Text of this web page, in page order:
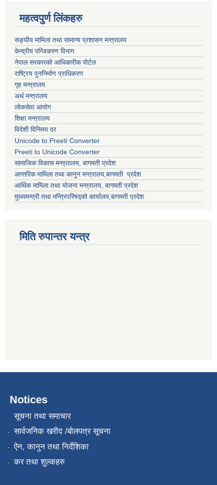
महत्वपुर्ण लिंकहरु
सङ्घीय मामिला तथा सामान्य प्रशासन मन्त्रालय
केन्द्रीय पन्जिकरण विभाग
नेपाल सरकारको आधिकारीक पोर्टल
राष्ट्रिय पुननिर्माण प्राधिकरण
गृह मन्त्रालय
अर्थ मन्त्रालय
लोकसेवा आयोग
शिक्षा मन्त्रालय
विदेशी विनिमय दर
Unicode to Preeti Converter
Preeti to Unicode Converter
सामाजिक विकास मन्त्राालय, बागमती प्रदेश
आन्तरिक मामिला तथा कानुन मन्त्रालय,बागमती प्रदेश
आर्थिक मामिला तथा योजना मन्त्रालय, बागमती प्रदेश
मुख्यमन्त्री तथा मन्त्रिपरिषद्को कार्यालय,बागमती प्रदेश
मिति रुपान्तर यन्त्र
Notices
सूचना तथा समाचार
सार्वजनिक खरीद /बोलपत्र सूचना
ऐन, कानुन तथा निर्देशिका
कर तथा शुल्कहरु